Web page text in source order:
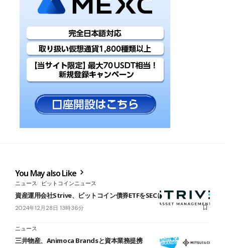
You May also Like
ニュース ビットコインニュース
資産運用会社Strive、ビットコイン債券ETFをSECに申請
2024年12月28日 13時36分
ニュース
三井物産、Animoca Brandsと資本業務提携